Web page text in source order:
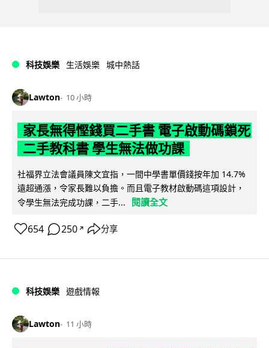
科技娛樂 生活娛樂 城中熱話
Lawton 10 小時
家長無得慳錢買二手書 電子啟動碼鎖死
二手教科書 學生無法做功課
社福界立法會議員陳文宜指，一間中學書單價錢按年加 14.7%
遠超通漲，令家長難以負擔。而且電子教材啟動碼這項設計，
令學生無法完成功課，二手...
閱讀全文
654 250 ↗ 分享
科技娛樂 遊戲情報
Lawton 11 小時